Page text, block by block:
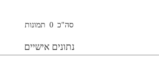
סה"כ 0 תמונות
נתונים אישיים